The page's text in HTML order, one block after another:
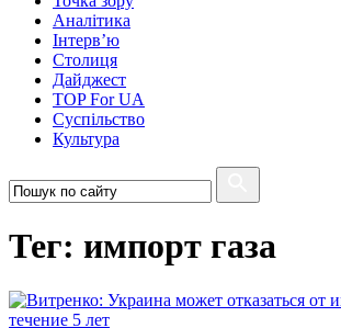
Аналітика
Інтерв’ю
Столиця
Дайджест
TOP For UA
Суспiльство
Культура
Тег: импорт газа